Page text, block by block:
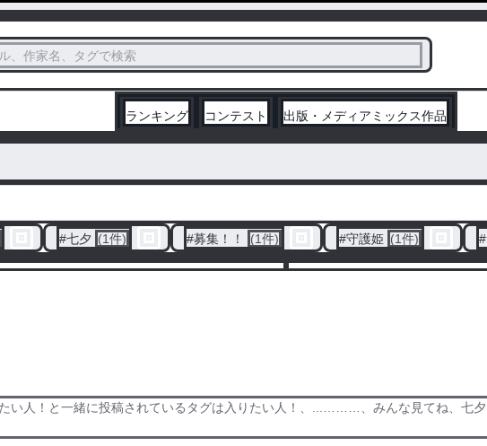
、作家名、タグで検索
ランキング コンテスト 出版・メディアミックス作品
#七夕 (1件) #募集！！ (1件) #守護姫 (1件) #
い人！と一緒に投稿されているタグは入りたい人！、...………、みんな見てね、七